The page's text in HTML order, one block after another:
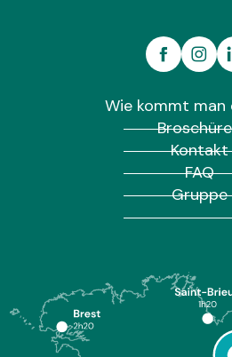
Wie kommt man
Kontakt
FAQ
Gruppe